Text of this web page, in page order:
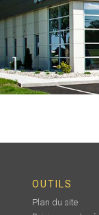
OUTILS
Plan du site